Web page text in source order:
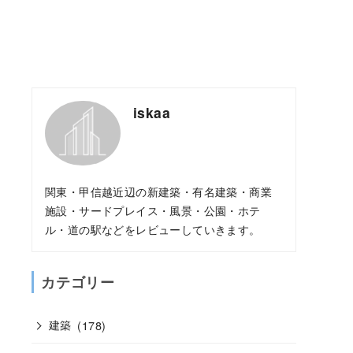
iskaa
関東・甲信越近辺の新建築・有名建築・商業
施設・サードプレイス・風景・公園・ホテ
ル・道の駅などをレビューしていきます。
カテゴリー
建築 (178)